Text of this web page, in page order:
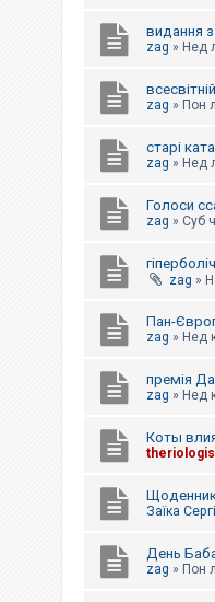
видання з
zag » Нед
zag » Пон
старі
zag » Нед
Голоси
zag » Суб
zag »
Пан-
zag » Нед
премія
zag » Нед
Коты
Заїка
День
zag » Пон